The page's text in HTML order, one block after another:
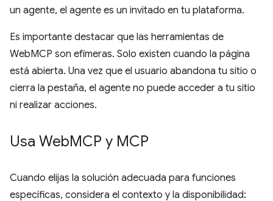
un agente, el agente es un invitado en tu plataforma.
Es importante destacar que las herramientas de
WebMCP son efímeras. Solo existen cuando la página
está abierta. Una vez que el usuario abandona tu sitio o
cierra la pestaña, el agente no puede acceder a tu sitio
ni realizar acciones.
Usa WebMCP y MCP
Cuando elijas la solución adecuada para funciones
específicas, considera el contexto y la disponibilidad: